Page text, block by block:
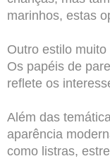
marinhos, estas
Outro estilo
Os papéis de
reflete os
Além das
aparência
como listras,